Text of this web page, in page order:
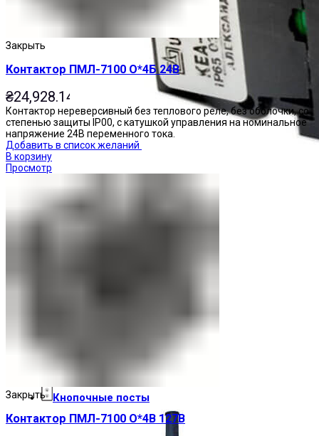
Кнопочные посты
Закрыть
Контактор ПМЛ-7100 О*4Б 24В
₴24,928.14
Контактор нереверсивный без теплового реле, без оболочки, со
степенью защиты IP00, с катушкой управления на номинальное
напряжение 24В переменного тока.
Добавить в список желаний
В корзину
Просмотр
Закрыть
Контактор ПМЛ-7100 О*4В 127В